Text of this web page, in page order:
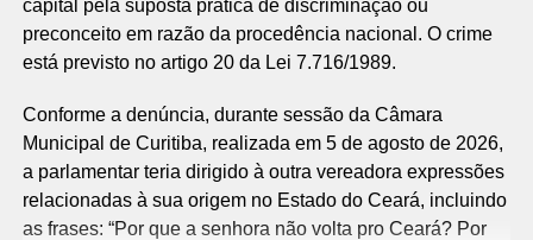
capital pela suposta prática de discriminação ou
preconceito em razão da procedência nacional. O crime
está previsto no artigo 20 da Lei 7.716/1989.
Conforme a denúncia, durante sessão da Câmara
Municipal de Curitiba, realizada em 5 de agosto de 2026,
a parlamentar teria dirigido à outra vereadora expressões
relacionadas à sua origem no Estado do Ceará, incluindo
as frases: “Por que a senhora não volta pro Ceará? Por